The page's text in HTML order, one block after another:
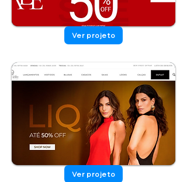
Ver projeto
Ver projeto